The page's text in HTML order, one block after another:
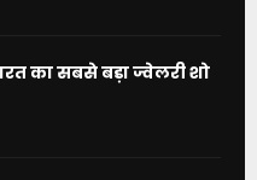
का सबसे बड़ा ज्वेलरी शो